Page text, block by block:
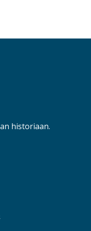
historiaan.